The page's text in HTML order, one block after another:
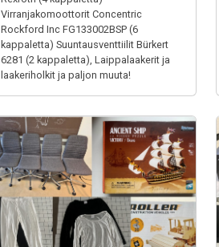
Virranjakomoottorit Concentric
Rockford Inc FG133002BSP (6
kappaletta) Suuntausventtiilit Bürkert
6281 (2 kappaletta), Laippalaakerit ja
laakeriholkit ja paljon muuta!